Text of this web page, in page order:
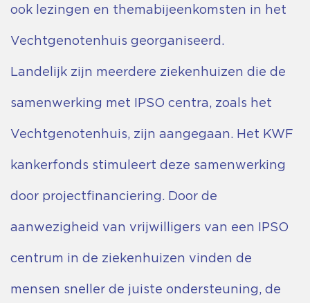
ook lezingen en themabijeenkomsten in het
Vechtgenotenhuis georganiseerd.
Landelijk zijn meerdere ziekenhuizen die de
samenwerking met IPSO centra, zoals het
Vechtgenotenhuis, zijn aangegaan. Het KWF
kankerfonds stimuleert deze samenwerking
door projectfinanciering. Door de
aanwezigheid van vrijwilligers van een IPSO
centrum in de ziekenhuizen vinden de
mensen sneller de juiste ondersteuning, de